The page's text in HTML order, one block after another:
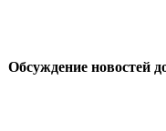
Обсуждение новостей